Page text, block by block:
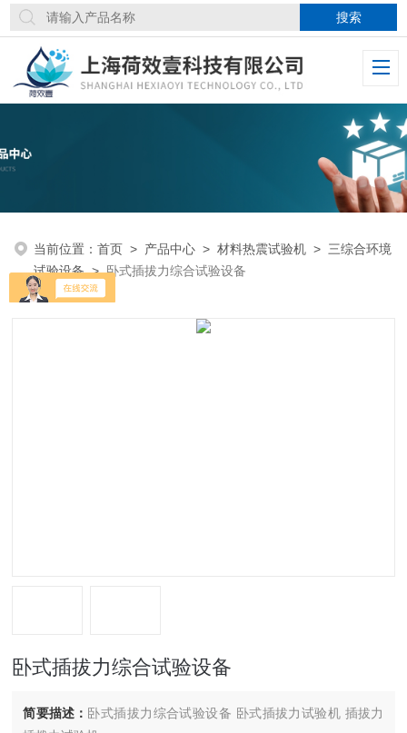
当前位置：首页 > 产品中心 >材料热震试验机 > 三综合环境
试验设备>卧式插拔力综合试验设备
卧式插拔力综合试验设备
简要描述： 卧式插拔力综合试验设备 卧式插拔力试验机 插拔力